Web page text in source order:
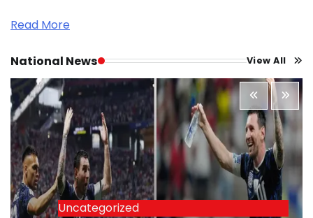
Read More
National News View All
Uncategorized